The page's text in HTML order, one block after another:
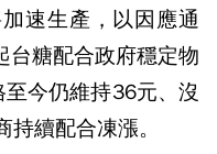
速生產，以因應通
台糖配合政府穩定物
今仍維持36元、沒
續配合凍漲。